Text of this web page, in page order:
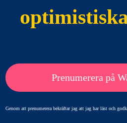
Prenumerera på
Genom att prenumerera bekräftar jag att jag har läst och